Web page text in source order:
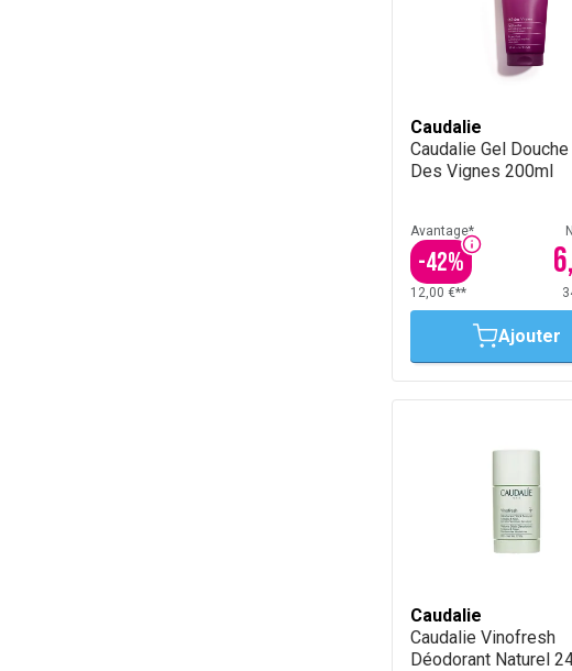
Caudalie
Caudalie Gel Douche
Des Vignes 200ml
Avantage*
-42%
12,00 €**
Ajouter
Caudalie
Caudalie Vinofresh
Déodorant Naturel